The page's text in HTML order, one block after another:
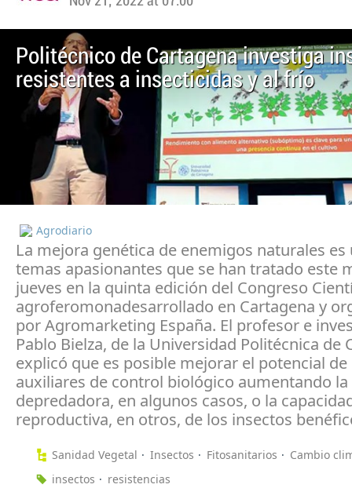
Politécnico de Cartagena investiga
resistentes a insecticidas y al frío
Agrodiario
La mejora genética de enemigos naturales es
temas apasionantes que se han tratado este
jueves en la quinta edición del Congreso
agroferomonadesarrollado en Cartagena y
por Agromarketing España. El profesor e
Pablo Bielza, de la Universidad Politécnica de
explicó que es posible mejorar el potencial de
auxiliares de control biológico aumentando la
depredadora, en algunos casos, o la
reproductiva, en otros, de los insectos
Sanidad Vegetal Insectos Fitosanitarios
Cambio
insectos
resistencias